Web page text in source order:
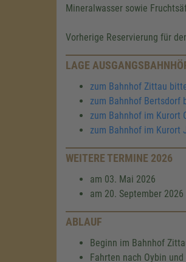
Mineralwasser sowie
Vorherige Reservierung für
LAGE
zum Bahnhof Zittau
zum Bahnhof Bertsdorf
zum Bahnhof im Kurort
zum Bahnhof im Kurort
WEITERE TERMINE 2026
am 03. Mai 2026
am 20. September 2026
ABLAUF
Beginn im Bahnhof
Fahrten nach Oybin und